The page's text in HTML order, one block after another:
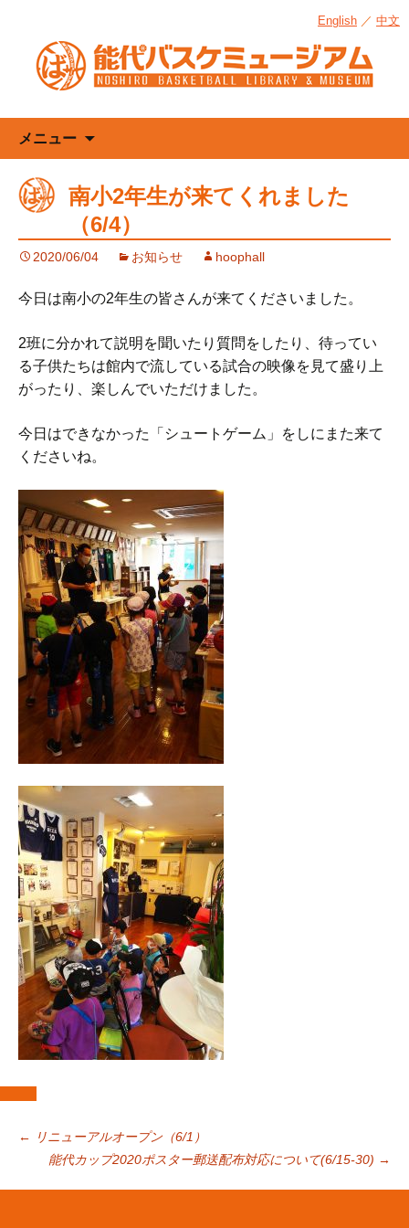
English ／ 中文
メニュー
ン
ツ
へ
ス
南小2年生が来てくれました
（6/4）
2020/06/04 お知らせ hoophall
今日は南小の2年生の皆さんが来てくださいました。
2班に分かれて説明を聞いたり質問をしたり、待ってい
る子供たちは館内で流している試合の映像を見て盛り上
がったり、楽しんでいただけました。
今日はできなかった「シュートゲーム」をしにまた来て
くださいね。
投
稿
←
リニューアルオープン（6/1）
能代カップ2020ポスター郵送配布対応について(6/15-30) →